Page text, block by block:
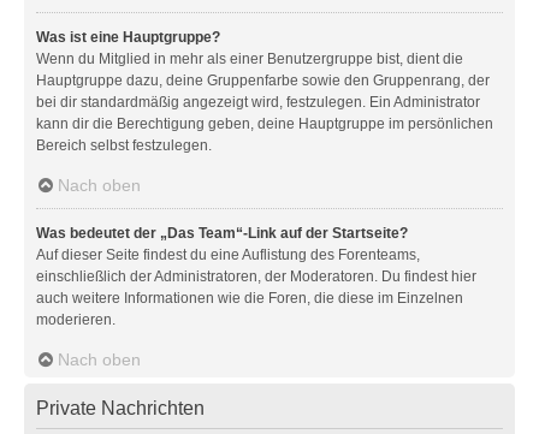
Was ist eine Hauptgruppe?
Wenn du Mitglied in mehr als einer Benutzergruppe bist, dient die
Hauptgruppe dazu, deine Gruppenfarbe sowie den Gruppenrang, der
bei dir standardmäßig angezeigt wird, festzulegen. Ein Administrator
kann dir die Berechtigung geben, deine Hauptgruppe im persönlichen
Bereich selbst festzulegen.
Nach oben
Was bedeutet der „Das Team“-Link auf der Startseite?
Auf dieser Seite findest du eine Auflistung des Forenteams,
einschließlich der Administratoren, der Moderatoren. Du findest hier
auch weitere Informationen wie die Foren, die diese im Einzelnen
moderieren.
Nach oben
Private Nachrichten